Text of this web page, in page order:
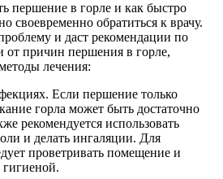
першение в горле и как быстро
своевременно обратиться к врачу.
и даст рекомендации по
от причин першения в горле,
лечения:
Если першение только
горла может быть достаточно
рекомендуется использовать
и делать ингаляции. Для
проветривать помещение и
гигиеной.